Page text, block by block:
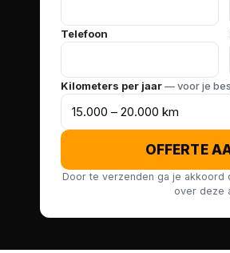
Telefoon
Kilometers per jaar— voor je
OFFERTE
Door te verzenden ga je akkoord
over deze